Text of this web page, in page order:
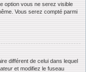
option vous ne serez visible
Vous serez compté parmi
différent de celui dans lequel
et modifiez le fuseau